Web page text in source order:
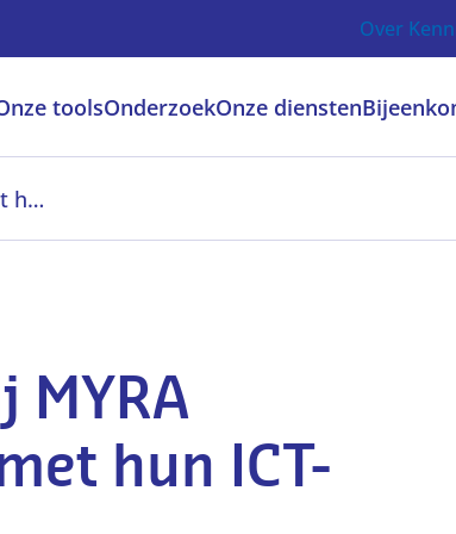
Over
toolsOnderzoekOnze diensten
Dankzij MYRA doordacht aan de slag met hun ICT-bekwaamheid
MYRA
hun ICT-